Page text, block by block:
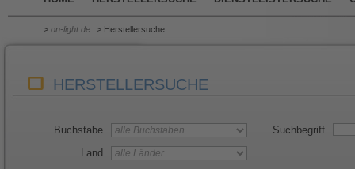
> on-light.de > Herstellersuche
HERSTELLERSUCHE
Buchstabe
Land
Suchbegriff